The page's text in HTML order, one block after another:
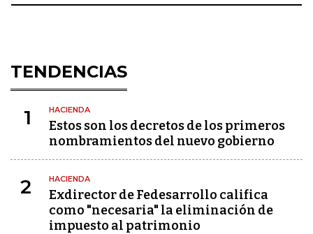
TENDENCIAS
1 HACIENDA
Estos son los decretos de los primeros
nombramientos del nuevo gobierno
2 HACIENDA
Exdirector de Fedesarrollo califica
como "necesaria" la eliminación de
impuesto al patrimonio